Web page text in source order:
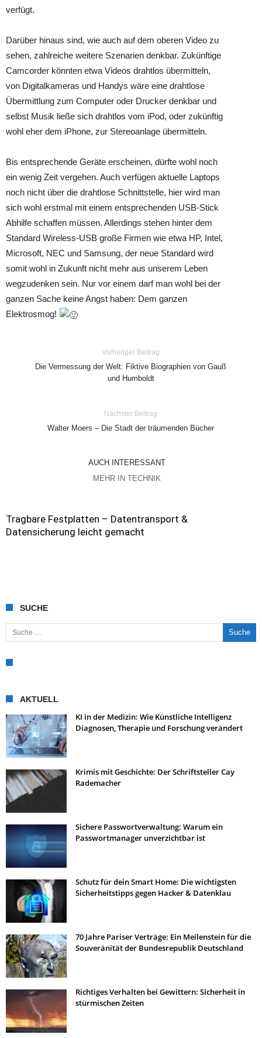
verfügt.
Darüber hinaus sind, wie auch auf dem oberen Video zu
sehen, zahlreiche weitere Szenarien denkbar. Zukünftige
Camcorder könnten etwa Videos drahtlos übermitteln,
von Digitalkameras und Handys wäre eine drahtlose
Übermittlung zum Computer oder Drucker denkbar und
selbst Musik ließe sich drahtlos vom iPod, oder zukünftig
wohl eher dem iPhone, zur Stereoanlage übermitteln.
Bis entsprechende Geräte erscheinen, dürfte wohl noch
ein wenig Zeit vergehen. Auch verfügen aktuelle Laptops
noch nicht über die drahtlose Schnittstelle, hier wird man
sich wohl erstmal mit einem entsprechenden USB-Stick
Abhilfe schaffen müssen. Allerdings stehen hinter dem
Standard Wireless-USB große Firmen wie etwa HP, Intel,
Microsoft, NEC und Samsung, der neue Standard wird
somit wohl in Zukunft nicht mehr aus unserem Leben
wegzudenken sein. Nur vor einem darf man wohl bei der
ganzen Sache keine Angst haben: Dem ganzen
Elektrosmog!
Vorheriger Beitrag
Die Vermessung der Welt: Fiktive Biographien von Gauß
und Humboldt
Nächster Beitrag
Walter Moers – Die Stadt der träumenden Bücher
AUCH INTERESSANT
MEHR IN TECHNIK
Tragbare Festplatten – Datentransport &
Datensicherung leicht gemacht
SUCHE
Suche nach:
AKTUELL
KI in der Medizin: Wie Künstliche Intelligenz
Diagnosen, Therapie und Forschung verändert
Krimis mit Geschichte: Der Schriftsteller Cay
Rademacher
Sichere Passwortverwaltung: Warum ein
Passwortmanager unverzichtbar ist
Schutz für dein Smart Home: Die wichtigsten
Sicherheitstipps gegen Hacker & Datenklau
70 Jahre Pariser Verträge: Ein Meilenstein für die
Souveränität der Bundesrepublik Deutschland
Richtiges Verhalten bei Gewittern: Sicherheit in
stürmischen Zeiten